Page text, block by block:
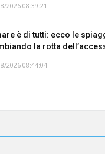
2026 08:39:21
è di tutti: ecco le
la rotta
2026 08:44:04